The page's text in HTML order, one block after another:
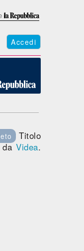
Accedi
Titolo
da Videa.